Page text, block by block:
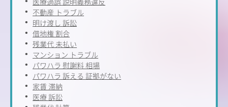
不動産 トラブル
明け渡し 訴訟
借地権 割合
残業代 未払い
マンション トラブル
パワハラ 慰謝料 相場
パワハラ 訴える 証拠がない
家賃 滞納
医療 訴訟